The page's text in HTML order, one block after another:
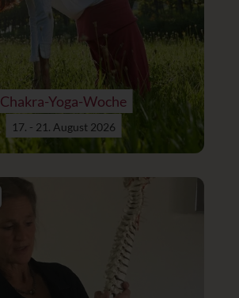
Chakra-Yoga-Woche
17. - 21. August 2026